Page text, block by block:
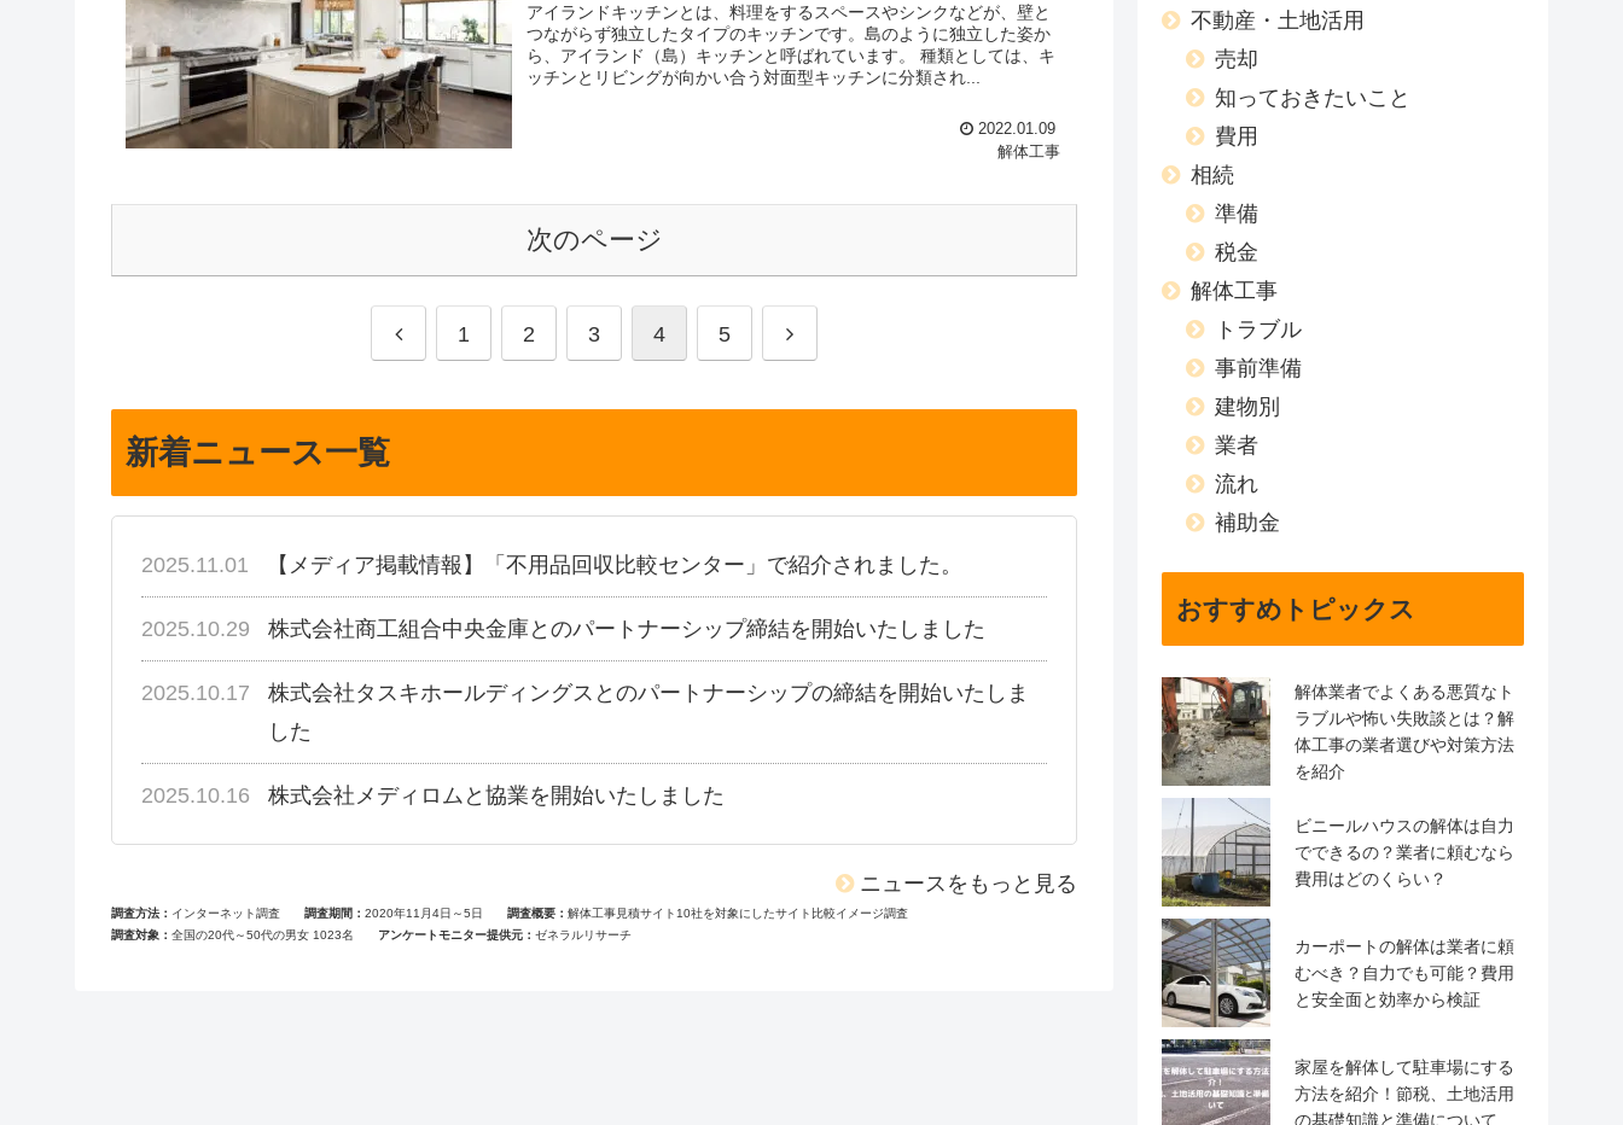
アイランドキッチンとは、料理をするスペースやシンクなどが、壁と
つながらず独立したタイプのキッチンです。島のように独立した姿か
ら、アイランド（島）キッチンと呼ばれています。 種類としては、キ
ッチンとリビングが向かい合う対面型キッチンに分類され...
2022.01.09
解体工事
次のページ
前 1 2 3 4 5 次
新着ニュース一覧
2025.11.01 【メディア掲載情報】「不用品回収比較センター」で紹介されました。
2025.10.29 株式会社商工組合中央金庫とのパートナーシップ締結を開始いたしました
2025.10.17
株式会社タスキホールディングスとのパートナーシップの締結を開始いたしま
した
2025.10.16 株式会社メディロムと協業を開始いたしました
ニュースをもっと見る
調査方法 インターネット調査 調査期間 2020年11月4日～5日 調査概要
解体工事見積サイト10社を対象にしたサイト比較イメージ調査
調査対象
全国の20代～50代の男女 1023名 アンケートモニター提供元 ゼネラルリサーチ
不動産・土地活用
売却
知っておきたいこと
費用
相続
準備
税金
解体工事
トラブル
事前準備
建物別
業者
流れ
補助金
おすすめトピックス
解体業者でよくある悪質なト
ラブルや怖い失敗談とは？解
体工事の業者選びや対策方法
を紹介
ビニールハウスの解体は自力
でできるの？業者に頼むなら
費用はどのくらい？
カーポートの解体は業者に頼
むべき？自力でも可能？費用
と安全面と効率から検証
家屋を解体して駐車場にする
方法を紹介！節税、土地活用
の基礎知識と準備について